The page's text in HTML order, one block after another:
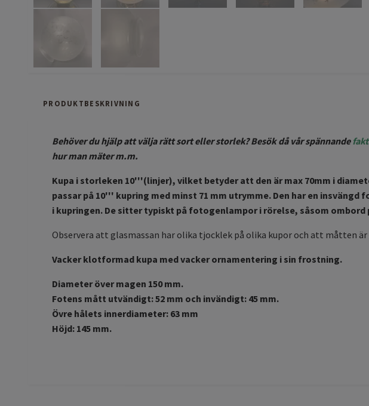
PRODUKTBESKRIVNING
Behöver du hjälp att välja rätt sort eller storlek? Besök då vår spännande
hur man mäter m.m.
Kupa i storleken 10'''(linjer), vilket betyder att den är max 70mm i
passar på 10''' kupring med minst 71 mm utrymme. Den har en
i kupringen. De sitter typiskt på fotogenlampor i rörelse, såsom ombord
Observera att glasmassan har olika tjocklek på olika kupor och att måtten
Vacker klotformad kupa med vacker ornamentering i sin frostning.
Diameter över magen 150 mm.
Fotens mått utvändigt: 52 mm och invändigt: 45 mm.
Övre hålets innerdiameter: 63 mm
Höjd: 145 mm.